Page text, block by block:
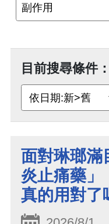
目前搜尋條件：
面對琳瑯滿
炎止痛藥」
真的用對了